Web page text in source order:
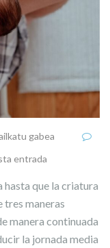
gabea
entrada
hasta que la criatura
tres maneras
manera continuada
la jornada media